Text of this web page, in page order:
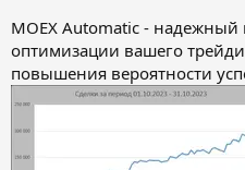
MOEX Automatic - надежный
оптимизации вашего
повышения вероятности